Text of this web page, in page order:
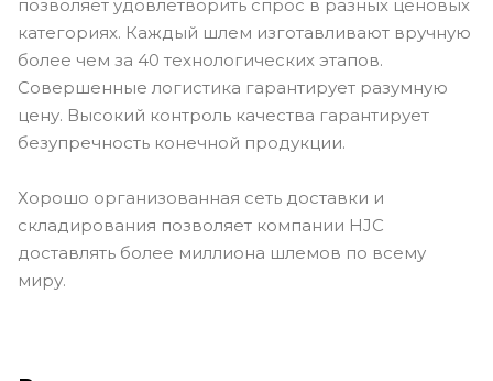
позволяет удовлетворить спрос в разных ценовых
категориях. Каждый шлем изготавливают вручную
более чем за 40 технологических этапов.
Совершенные логистика гарантирует разумную
цену. Высокий контроль качества гарантирует
безупречность конечной продукции.
Хорошо организованная сеть доставки и
складирования позволяет компании HJC
доставлять более миллиона шлемов по всему
миру.